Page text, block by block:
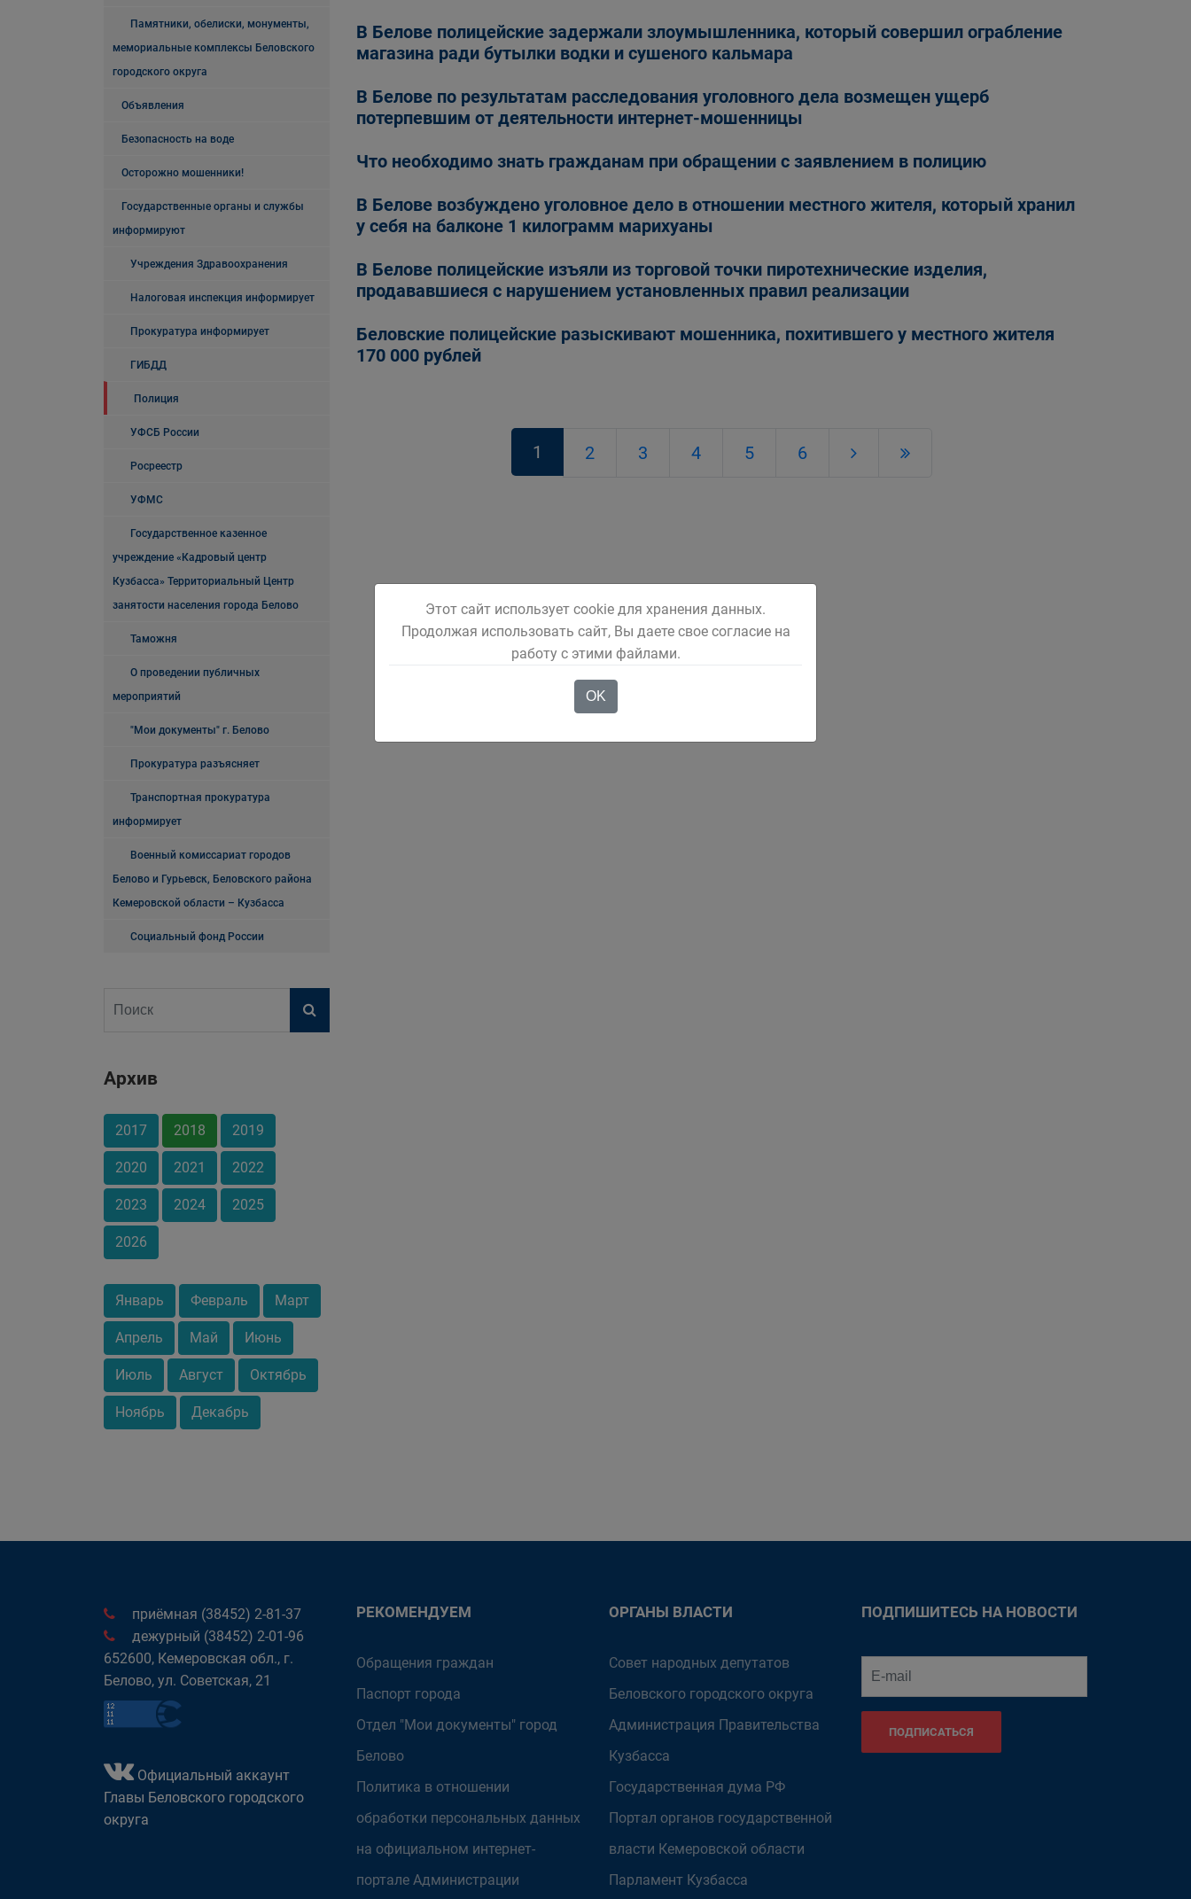
Памятники, обелиски, монументы,
мемориальные комплексы Беловского
городского округа
Объявления
Безопасность на воде
Осторожно мошенники!
Государственные органы и службы
информируют
Учреждения Здравоохранения
Налоговая инспекция информирует
Прокуратура информирует
ГИБДД
Полиция
УФСБ России
Росреестр
УФМС
Государственное казенное
учреждение «Кадровый центр
Кузбасса» Территориальный Центр
занятости населения города Белово
Таможня
О проведении публичных
мероприятий
"Мои документы" г. Белово
Прокуратура разъясняет
Транспортная прокуратура
информирует
Военный комиссариат городов
Белово и Гурьевск, Беловского района
Кемеровской области – Кузбасса
Социальный фонд России
Архив
2017 2018 2019
2020 2021 2022
2023 2024 2025
2026
Январь Февраль Март
Апрель Май Июнь
Июль Август Октябрь
Ноябрь Декабрь
В Белове полицейские задержали злоумышленника, который совершил ограбление
магазина ради бутылки водки и сушеного кальмара
В Белове по результатам расследования уголовного дела возмещен ущерб
потерпевшим от деятельности интернет-мошенницы
Что необходимо знать гражданам при обращении с заявлением в полицию
В Белове возбуждено уголовное дело в отношении местного жителя, который хранил
у себя на балконе 1 килограмм марихуаны
В Белове полицейские изъяли из торговой точки пиротехнические изделия,
продававшиеся с нарушением установленных правил реализации
Беловские полицейские разыскивают мошенника, похитившего у местного жителя
170 000 рублей
1 2 3 4 5 6
приёмная (38452) 2-81-37
дежурный (38452) 2-01-96
652600, Кемеровская обл., г.
Белово, ул. Советская, 21
Официальный аккаунт
Главы Беловского городского
округа
РЕКОМЕНДУЕМ
Обращения граждан
Паспорт города
Отдел "Мои документы" город
Белово
Политика в отношении
обработки персональных данных
на официальном интернет-
портале Администрации
ОРГАНЫ ВЛАСТИ
Совет народных депутатов
Беловского городского округа
Администрация Правительства
Кузбасса
Государственная дума РФ
Портал органов государственной
власти Кемеровской области
Парламент Кузбасса
ПОДПИШИТЕСЬ НА НОВОСТИ
ПОДПИСАТЬСЯ
Этот сайт использует cookie для хранения данных.
Продолжая использовать сайт, Вы даете свое согласие на
работу с этими файлами.
OK